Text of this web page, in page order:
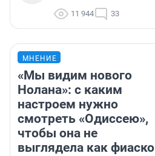
11 944 33
МНЕНИЕ
«Мы видим нового
Нолана»: с каким
настроем нужно
смотреть «Одиссею»,
чтобы она не
выглядела как фиаско